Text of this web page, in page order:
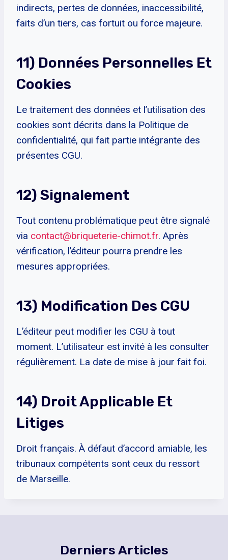
indirects, pertes de données, inaccessibilité,
faits d’un tiers, cas fortuit ou force majeure.
11) Données Personnelles Et
Cookies
Le traitement des données et l’utilisation des
cookies sont décrits dans la Politique de
confidentialité, qui fait partie intégrante des
présentes CGU.
12) Signalement
Tout contenu problématique peut être signalé
via contact@briqueterie-chimot.fr. Après
vérification, l’éditeur pourra prendre les
mesures appropriées.
13) Modification Des CGU
L’éditeur peut modifier les CGU à tout
moment. L’utilisateur est invité à les consulter
régulièrement. La date de mise à jour fait foi.
14) Droit Applicable Et
Litiges
Droit français. À défaut d’accord amiable, les
tribunaux compétents sont ceux du ressort
de Marseille.
Derniers Articles